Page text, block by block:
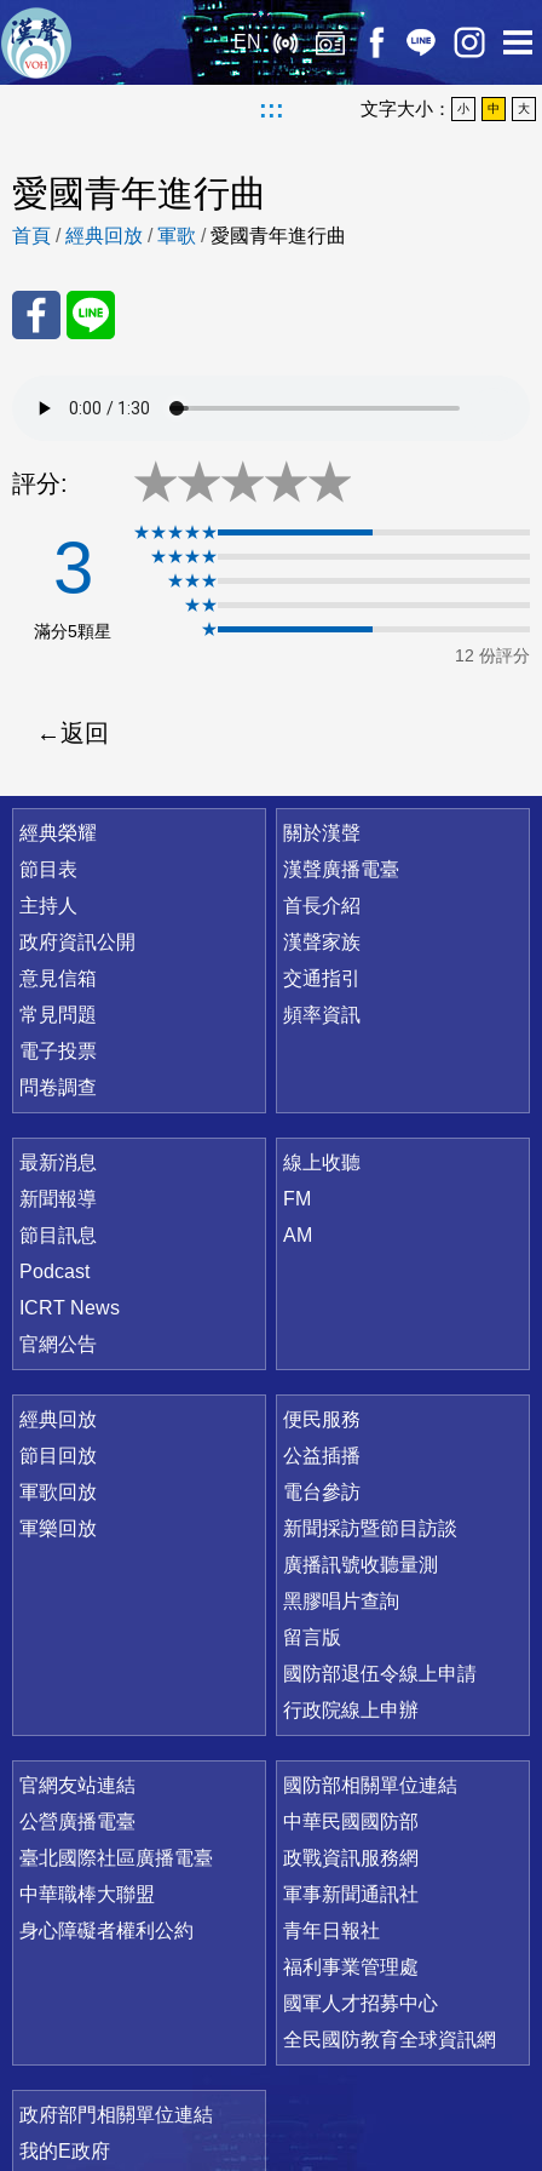
EN
::: 文字大小： 小 中 大
愛國青年進行曲
首頁 /經典回放 /軍歌 /愛國青年進行曲
Fac
評分: ★★★★★
3
滿分5顆星
★★★★★
★★★★
★★★
★★
★
12 份評分
返回
快速連結
經典榮耀
節目表
主持人
政府資訊公開
意見信箱
常見問題
電子投票
問卷調查
關於漢聲
漢聲廣播電臺
首長介紹
漢聲家族
交通指引
頻率資訊
最新消息
新聞報導
節目訊息
Podcast
ICRT News
官網公告
線上收聽
FM
AM
經典回放
節目回放
軍歌回放
軍樂回放
便民服務
公益插播
電台參訪
新聞採訪暨節目訪談
廣播訊號收聽量測
黑膠唱片查詢
留言版
國防部退伍令線上申請
行政院線上申辦
官網友站連結
公營廣播電臺
臺北國際社區廣播電臺
中華職棒大聯盟
身心障礙者權利公約
國防部相關單位連結
中華民國國防部
政戰資訊服務網
軍事新聞通訊社
青年日報社
福利事業管理處
國軍人才招募中心
全民國防教育全球資訊網
政府部門相關單位連結
我的E政府